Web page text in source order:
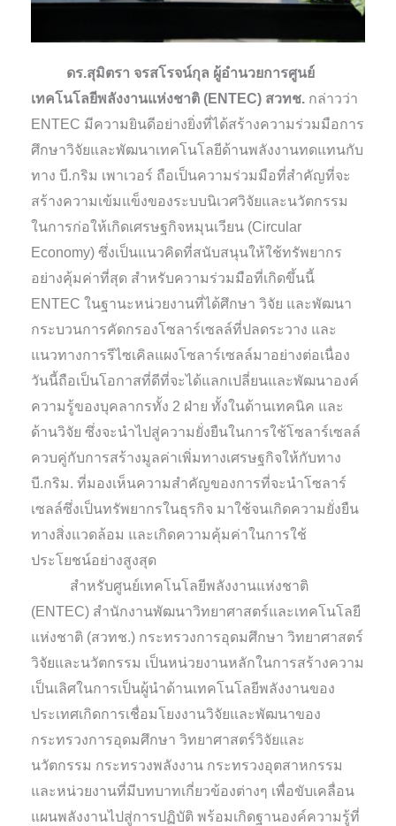
ดร.สุมิตรา จรสโรจน์กุล ผู้อำนวยการศูนย์
เทคโนโลยีพลังงานแห่งชาติ (ENTEC) สวทช.กล่าวว่า
ENTEC มีความยินดีอย่างยิ่งที่ได้สร้างความร่วมมือการ
ศึกษาวิจัยและพัฒนาเทคโนโลยีด้านพลังงานทดแทนกับ
ทาง บี.กริม เพาเวอร์ ถือเป็นความร่วมมือที่สำคัญที่จะ
สร้างความเข้มแข็งของระบบนิเวศวิจัยและนวัตกรรม
ในการก่อให้เกิดเศรษฐกิจหมุนเวียน (Circular
Economy) ซึ่งเป็นแนวคิดที่สนับสนุนให้ใช้ทรัพยากร
อย่างคุ้มค่าที่สุด สำหรับความร่วมมือที่เกิดขึ้นนี้
ENTEC ในฐานะหน่วยงานที่ได้ศึกษา วิจัย และพัฒนา
กระบวนการคัดกรองโซลาร์เซลล์ที่ปลดระวาง และ
แนวทางการรีไซเคิลแผงโซลาร์เซลล์มาอย่างต่อเนื่อง
วันนี้ถือเป็นโอกาสที่ดีที่จะได้แลกเปลี่ยนและพัฒนาองค์
ความรู้ของบุคลากรทั้ง 2 ฝ่าย ทั้งในด้านเทคนิค และ
ด้านวิจัย ซึ่งจะนำไปสู่ความยั่งยืนในการใช้โซลาร์เซลล์
ควบคู่กับการสร้างมูลค่าเพิ่มทางเศรษฐกิจให้กับทาง
บี.กริม. ที่มองเห็นความสำคัญของการที่จะนำโซลาร์
เซลล์ซึ่งเป็นทรัพยากรในธุรกิจ มาใช้จนเกิดความยั่งยืน
ทางสิ่งแวดล้อม และเกิดความคุ้มค่าในการใช้
ประโยชน์อย่างสูงสุด
สำหรับศูนย์เทคโนโลยีพลังงานแห่งชาติ
(ENTEC) สำนักงานพัฒนาวิทยาศาสตร์และเทคโนโลยี
แห่งชาติ (สวทช.) กระทรวงการอุดมศึกษา วิทยาศาสตร์
วิจัยและนวัตกรรม เป็นหน่วยงานหลักในการสร้างความ
เป็นเลิศในการเป็นผู้นำด้านเทคโนโลยีพลังงานของ
ประเทศเกิดการเชื่อมโยงงานวิจัยและพัฒนาของ
กระทรวงการอุดมศึกษา วิทยาศาสตร์วิจัยและ
นวัตกรรม กระทรวงพลังงาน กระทรวงอุตสาหกรรม
และหน่วยงานที่มีบทบาทเกี่ยวข้องต่างๆ เพื่อขับเคลื่อน
แผนพลังงานไปสู่การปฏิบัติ พร้อมเกิดฐานองค์ความรู้ที่